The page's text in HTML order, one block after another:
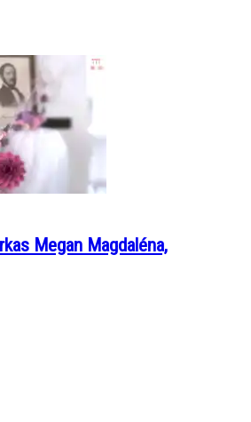
Megan Magdaléna,